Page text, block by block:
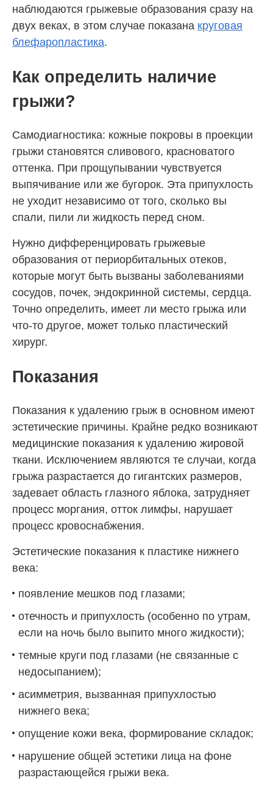
наблюдаются грыжевые образования сразу на
двух веках, в этом случае показана круговая
блефаропластика.
Как определить наличие
грыжи?
Самодиагностика: кожные покровы в проекции
грыжи становятся сливового, красноватого
оттенка. При прощупывании чувствуется
выпячивание или же бугорок. Эта припухлость
не уходит независимо от того, сколько вы
спали, пили ли жидкость перед сном.
Нужно дифференцировать грыжевые
образования от периорбитальных отеков,
которые могут быть вызваны заболеваниями
сосудов, почек, эндокринной системы, сердца.
Точно определить, имеет ли место грыжа или
что-то другое, может только пластический
хирург.
Показания
Показания к удалению грыж в основном имеют
эстетические причины. Крайне редко возникают
медицинские показания к удалению жировой
ткани. Исключением являются те случаи, когда
грыжа разрастается до гигантских размеров,
задевает область глазного яблока, затрудняет
процесс моргания, отток лимфы, нарушает
процесс кровоснабжения.
Эстетические показания к пластике нижнего
века:
появление мешков под глазами;
отечность и припухлость (особенно по утрам,
если на ночь было выпито много жидкости);
темные круги под глазами (не связанные с
недосыпанием);
асимметрия, вызванная припухлостью
нижнего века;
опущение кожи века, формирование складок;
нарушение общей эстетики лица на фоне
разрастающейся грыжи века.